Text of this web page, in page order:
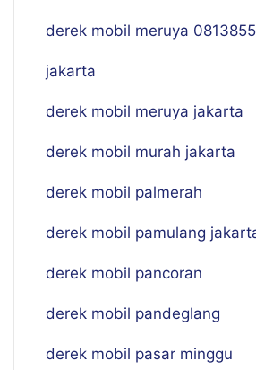
derek mobil meruya
jakarta
derek mobil meruya jakarta
derek mobil murah jakarta
derek mobil palmerah
derek mobil pamulang
derek mobil pancoran
derek mobil pandeglang
derek mobil pasar minggu